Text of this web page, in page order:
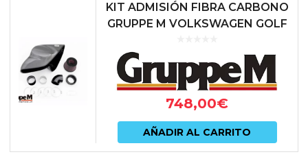
KIT ADMISIÓN FIBRA CARBONO
GRUPPE M VOLKSWAGEN GOLF
748,00€
AÑADIR AL CARRITO